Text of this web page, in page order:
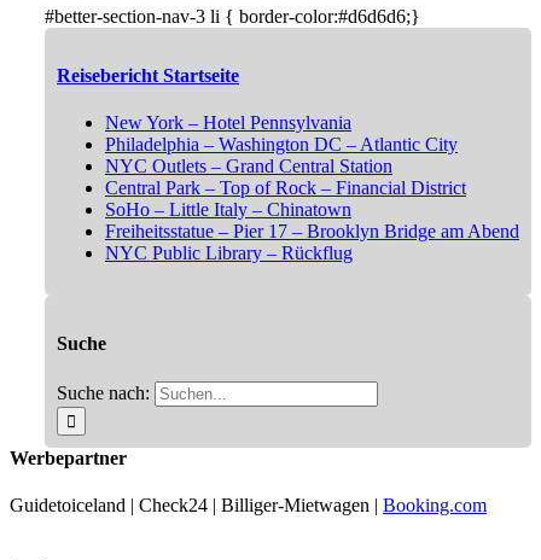
#better-section-nav-3 li { border-color:#d6d6d6;}
Reisebericht Startseite
New York – Hotel Pennsylvania
Philadelphia – Washington DC – Atlantic City
NYC Outlets – Grand Central Station
Central Park – Top of Rock – Financial District
SoHo – Little Italy – Chinatown
Freiheitsstatue – Pier 17 – Brooklyn Bridge am Abend
NYC Public Library – Rückflug
Suche
Suche nach:
Werbepartner
Guidetoiceland | Check24 | Billiger-Mietwagen | Booking.com